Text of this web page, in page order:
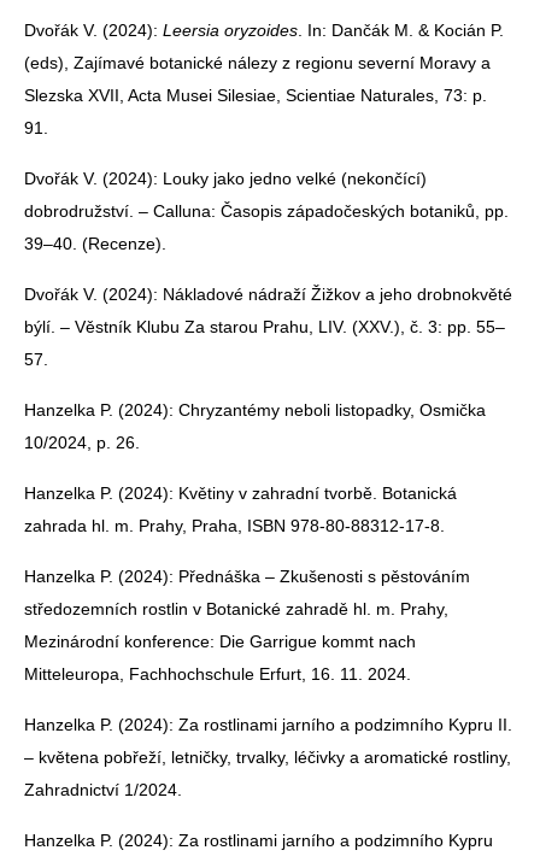
Dvořák V. (2024): Leersia oryzoides . In: Dančák M. & Kocián P.
(eds), Zajímavé botanické nálezy z regionu severní Moravy a
Slezska XVII, Acta Musei Silesiae, Scientiae Naturales, 73: p.
91.
Dvořák V. (2024): Louky jako jedno velké (nekončící)
dobrodružství. – Calluna: Časopis západočeských botaniků, pp.
39–40. (Recenze).
Dvořák V. (2024): Nákladové nádraží Žižkov a jeho drobnokvěté
býlí. – Věstník Klubu Za starou Prahu, LIV. (XXV.), č. 3: pp. 55–
57.
Hanzelka P. (2024): Chryzantémy neboli listopadky, Osmička
10/2024, p. 26.
Hanzelka P. (2024): Květiny v zahradní tvorbě. Botanická
zahrada hl. m. Prahy, Praha, ISBN 978-80-88312-17-8.
Hanzelka P. (2024): Přednáška – Zkušenosti s pěstováním
středozemních rostlin v Botanické zahradě hl. m. Prahy,
Mezinárodní konference: Die Garrigue kommt nach
Mitteleuropa, Fachhochschule Erfurt, 16. 11. 2024.
Hanzelka P. (2024): Za rostlinami jarního a podzimního Kypru II.
– květena pobřeží, letničky, trvalky, léčivky a aromatické rostliny,
Zahradnictví 1/2024.
Hanzelka P. (2024): Za rostlinami jarního a podzimního Kypru